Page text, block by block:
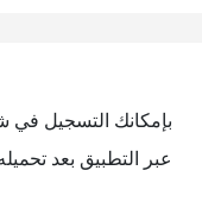
بإمكانك التسجيل في
عبر التطبيق بعد